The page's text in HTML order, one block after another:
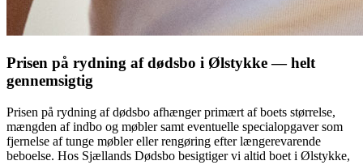
Prisen på rydning af dødsbo i Ølstykke — helt
gennemsigtig
Prisen på rydning af dødsbo afhænger primært af boets størrelse,
mængden af indbo og møbler samt eventuelle specialopgaver som
fjernelse af tunge møbler eller rengøring efter længerevarende
beboelse. Hos Sjællands Dødsbo besigtiger vi altid boet i Ølstykke,